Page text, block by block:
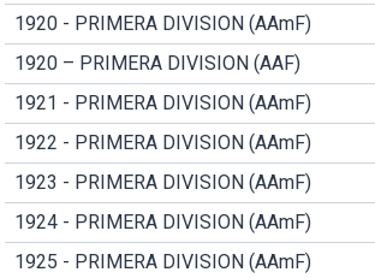
1920 - PRIMERA DIVISION (AAmF)
1920 – PRIMERA DIVISION (AAF)
1921 - PRIMERA DIVISION (AAmF)
1922 - PRIMERA DIVISION (AAmF)
1923 - PRIMERA DIVISION (AAmF)
1924 - PRIMERA DIVISION (AAmF)
1925 - PRIMERA DIVISION (AAmF)